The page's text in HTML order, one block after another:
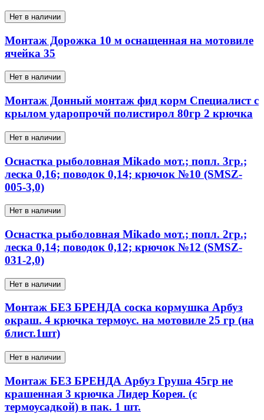
Нет в наличии
Монтаж Дорожка 10 м оснащенная на мотовиле
ячейка 35
Нет в наличии
Монтаж Донный монтаж фид корм Специалист с
крылом ударопрочй полистирол 80гр 2 крючка
Нет в наличии
Оснастка рыболовная Mikado мот.; попл. 3гр.;
леска 0,16; поводок 0,14; крючок №10 (SMSZ-
005-3,0)
Нет в наличии
Оснастка рыболовная Mikado мот.; попл. 2гр.;
леска 0,14; поводок 0,12; крючок №12 (SMSZ-
031-2,0)
Нет в наличии
Монтаж БЕЗ БРЕНДА соска кормушка Арбуз
окраш. 4 крючка термоус. на мотовиле 25 гр (на
блист.1шт)
Нет в наличии
Монтаж БЕЗ БРЕНДА Арбуз Груша 45гр не
крашенная 3 крючка Лидер Корея. (с
термоусадкой) в пак. 1 шт.